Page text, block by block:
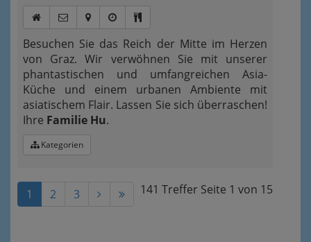
Besuchen Sie das Reich der Mitte im Herzen
von Graz. Wir verwöhnen Sie mit unserer
phantastischen und umfangreichen Asia-
Küche und einem urbanen Ambiente mit
asiatischem Flair. Lassen Sie sich überraschen!
Ihre Familie Hu.
Kategorien
141 Treffer Seite 1 von 15
1 2 3